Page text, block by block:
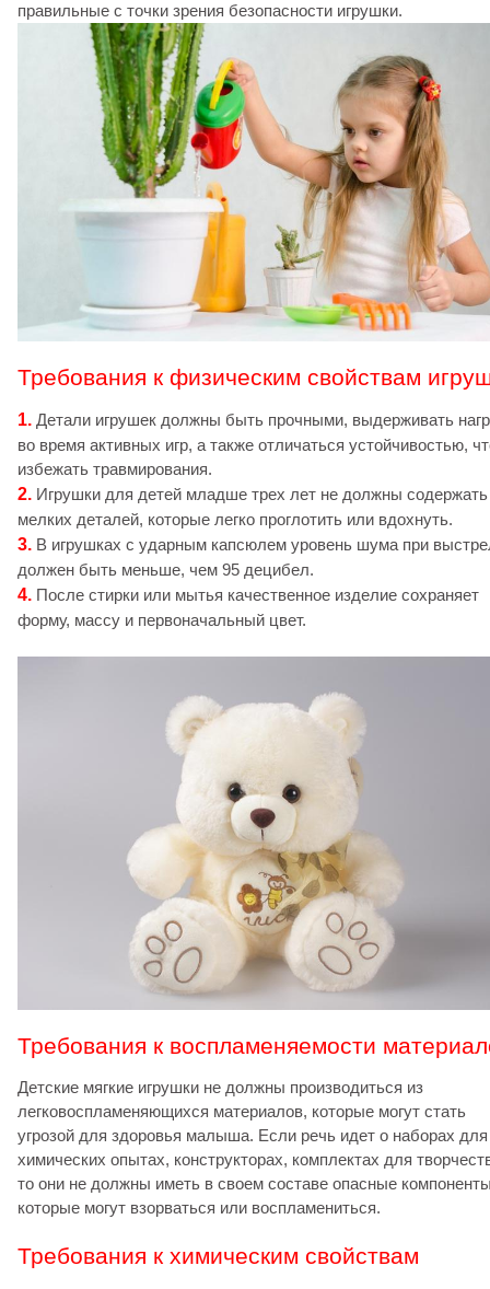
правильные с точки зрения безопасности игрушки.
Требования к физическим свойствам
1. Детали игрушек должны быть прочными, выдерживать
во время активных игр, а также отличаться устойчивостью,
избежать травмирования.
2. Игрушки для детей младше трех лет не должны содержать
мелких деталей, которые легко проглотить или вдохнуть.
3. В игрушках с ударным капсюлем уровень шума при
должен быть меньше, чем 95 децибел.
4. После стирки или мытья качественное изделие сохраняет
форму, массу и первоначальный цвет.
Требования к воспламеняемости
Детские мягкие игрушки не должны производиться из
легковоспламеняющихся материалов, которые могут стать
угрозой для здоровья малыша. Если речь идет о наборах для
химических опытах, конструкторах, комплектах для
то они не должны иметь в своем составе опасные
которые могут взорваться или воспламениться.
Требования к химическим свойствам